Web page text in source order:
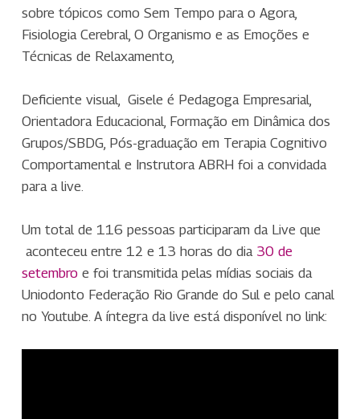
sobre tópicos como Sem Tempo para o Agora,
Fisiologia Cerebral, O Organismo e as Emoções e
Técnicas de Relaxamento,
Deficiente visual, Gisele é Pedagoga Empresarial,
Orientadora Educacional, Formação em Dinâmica dos
Grupos/SBDG, Pós-graduação em Terapia Cognitivo
Comportamental e Instrutora ABRH foi a convidada
para a live.
Um total de 116 pessoas participaram da Live que
aconteceu entre 12 e 13 horas do dia 30 de
setembroe foi transmitida pelas mídias sociais da
Uniodonto Federação Rio Grande do Sul e pelo canal
no Youtube. A íntegra da live está disponível no link: